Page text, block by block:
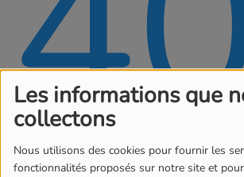
Les informations que
collectons
Nous utilisons des cookies pour fournir les
fonctionnalités proposés sur notre site et